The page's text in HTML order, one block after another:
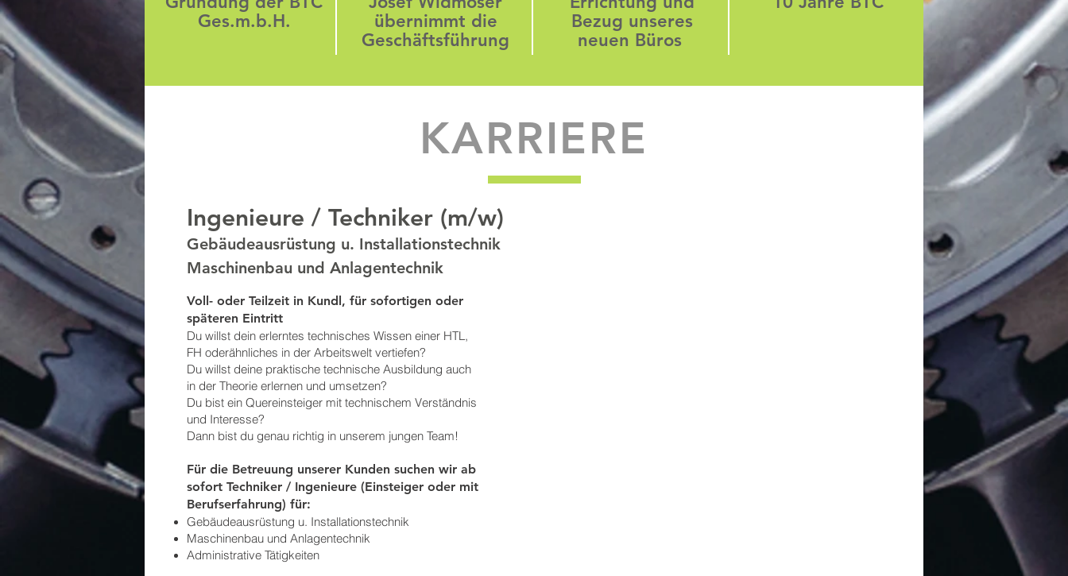
Ges.m.b.H.
übernimmt die
Geschäftsführung
Bezug unseres
neuen Büros
KARRIERE
Ingenieure / Techniker (m/w)
Gebäudeausrüstung u. Installationstechnik
Maschinenbau und Anlagentechnik
Voll- oder Teilzeit in Kundl, für sofortigen oder
späteren Eintritt
Du willst dein erlerntes technisches Wissen einer HTL,
FH oderähnliches in der Arbeitswelt vertiefen?
Du willst deine praktische technische Ausbildung auch
in der Theorie erlernen und umsetzen?
Du bist ein Quereinsteiger mit technischem Verständnis
und Interesse?
Dann bist du genau richtig in unserem jungen Team!
Für die Betreuung unserer Kunden suchen wir ab
sofort Techniker / Ingenieure (Einsteiger oder mit
Berufserfahrung) für:
Gebäudeausrüstung u. Installationstechnik
Maschinenbau und Anlagentechnik
Administrative Tätigkeiten